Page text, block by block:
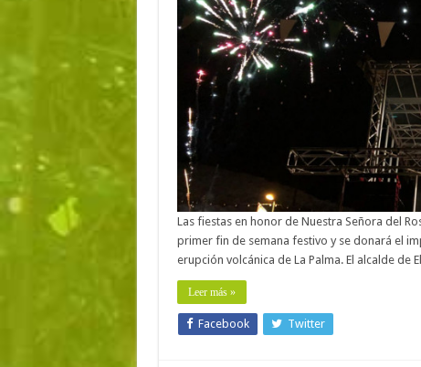
Las fiestas en honor de Nuestra Señora del
primer fin de semana festivo y se donará el
erupción volcánica de La Palma. El alcalde de
Leer más »
Facebook Twitter